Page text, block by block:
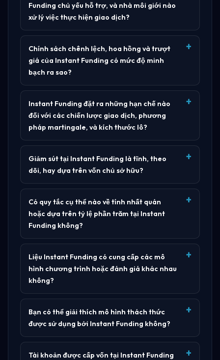
Funding chủ yếu hỗ trợ, và nhà môi giới nào
xử lý việc thực hiện giao dịch?
Chính sách chênh lệch, hoa hồng và trượt
giá của Instant Funding có mức độ minh
bạch ra sao?
Instant Funding đặt ra những hạn chế nào
đối với các chiến lược giao dịch, phương
pháp martingale, và kích thước lô?
Giảm sút tại Instant Funding là tĩnh, theo
dõi, hay dựa trên vốn chủ sở hữu?
Có quy tắc cụ thể nào về tính nhất quán
hoặc dựa trên tỷ lệ phần trăm tại Instant
Funding không?
Liệu Instant Funding có cung cấp các mô
hình chương trình hoặc đánh giá khác nhau
không?
Bạn có thể giải thích mô hình thách thức
được sử dụng bởi Instant Funding không?
Tài khoản được cấp vốn tại Instant Funding